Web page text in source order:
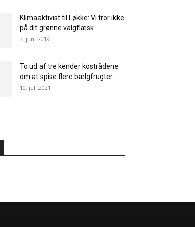
Klimaaktivist til Løkke: Vi tror ikke
på dit grønne valgflæsk
3. juni 2019
To ud af tre kender kostrådene
om at spise flere bælgfrugter...
10. juli 2021